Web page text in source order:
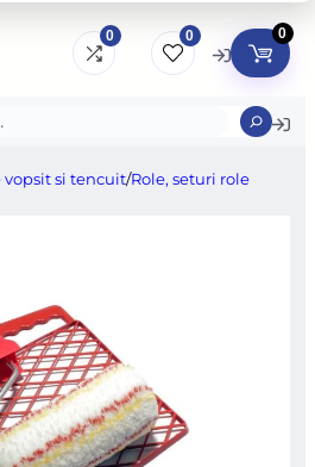
0 0 0
vopsit si tencuit/Role, seturi role